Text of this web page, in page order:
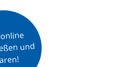
und